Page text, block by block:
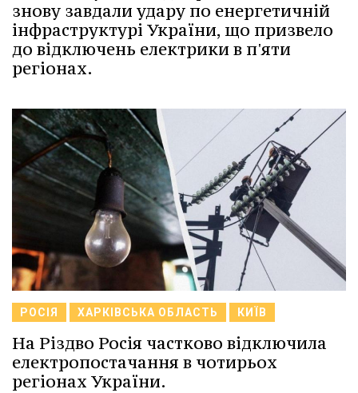
знову завдали удару по енергетичній
інфраструктурі України, що призвело
до відключень електрики в п'яти
регіонах.
РОСІЯ ХАРКІВСЬКА ОБЛАСТЬ КИЇВ
На Різдво Росія частково відключила
електропостачання в чотирьох
регіонах України.